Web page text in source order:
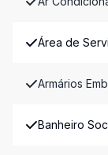
Área de
Armários
Banheiro